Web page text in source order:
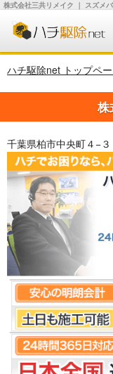
株式会社三共リメイク ｜ スズメ
ハチ駆除net トップペ
株
千葉県柏市中央町４−３